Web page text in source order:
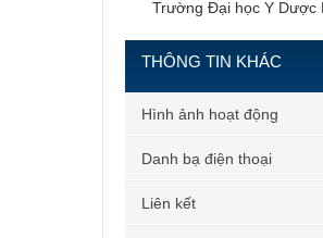
Trường Đại học Y Dược
THÔNG TIN KHÁC
Hình ảnh hoạt động
Danh bạ điện thoại
Liên kết